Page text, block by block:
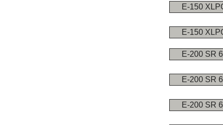
E-150
E-150
E-200 SR
E-200 SR
E-200 SR